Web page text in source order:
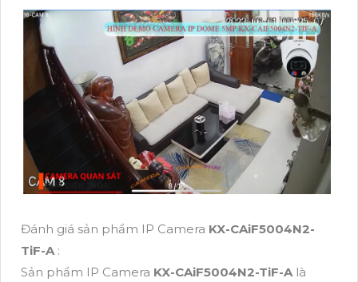
Đánh giá sản phẩm IP Camera KX-CAiF5004N2-
TiF-A :
Sản phẩm IP Camera KX-CAiF5004N2-TiF-A là